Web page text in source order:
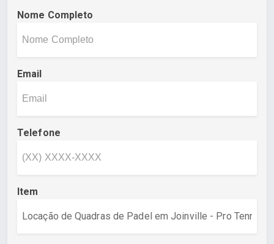
Nome Completo
Email
Telefone
Item